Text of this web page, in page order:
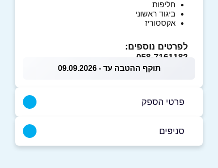
חליפות
ביגוד ראשוני
אקססוריז
לפרטים נוספים:
תוקף ההטבה עד - 09.09.2026
פרטי הספק
סניפים